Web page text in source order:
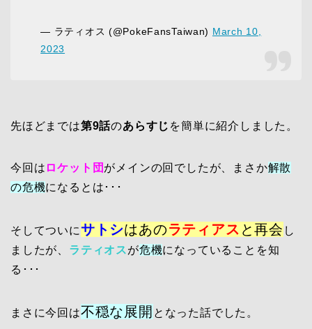
— ラティオス (@PokeFansTaiwan) March 10,
2023
先ほどまでは第9話のあらすじ を簡単に紹介しました。
今回は ロケット団 がメインの回でしたが、まさか解散
の危機になるとは･･･
そしてついにサトシはあのラティアス と再会 し
ましたが、 ラティオスが危機になっていることを知
る･･･
まさに今回は不穏な展開 となった話でした。